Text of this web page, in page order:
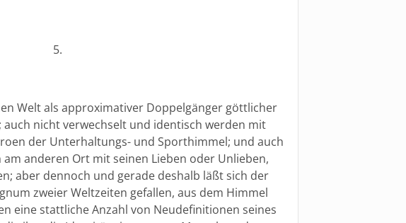
5.
Welt als approximativer Doppelgänger göttlicher
nicht verwechselt und identisch werden mit
der Unterhaltungs- und Sporthimmel; und auch
anderen Ort mit seinen Lieben oder Unlieben,
aber dennoch und gerade deshalb läßt sich der
zweier Weltzeiten gefallen, aus dem Himmel
eine stattliche Anzahl von Neudefinitionen seines